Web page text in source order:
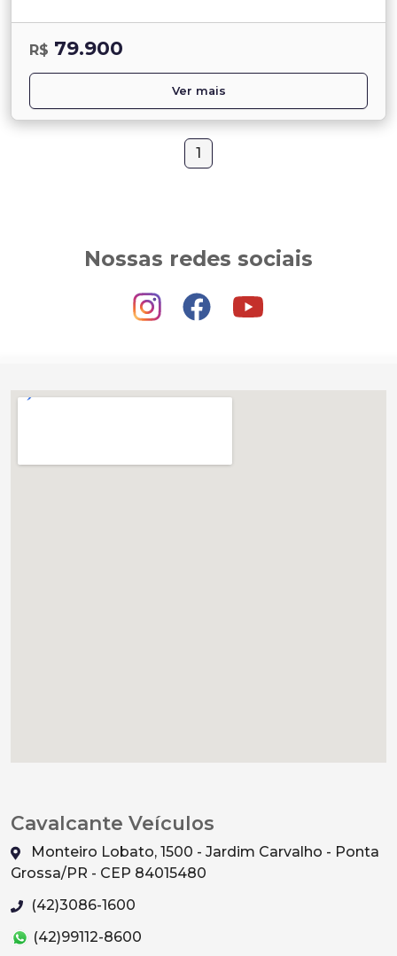
R$ 79.900
Ver mais
1
Nossas redes sociais
Cavalcante Veículos
Monteiro Lobato, 1500 - Jardim Carvalho - Ponta
Grossa/PR - CEP 84015480
(42)3086-1600
(42)99112-8600